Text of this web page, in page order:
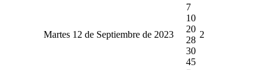
Martes 12 de Septiembre de 2023
7
10
20
28
30
45
2